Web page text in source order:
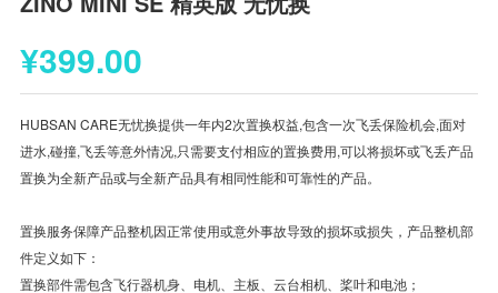
¥399.00
HUBSAN CARE无忧换提供一年内2次置换权益,包含一次飞丢保险机会,面对
进水,碰撞,飞丢等意外情况,只需要支付相应的置换费用,可以将损坏或飞丢产品
置换为全新产品或与全新产品具有相同性能和可靠性的产品。
置换服务保障产品整机因正常使用或意外事故导致的损坏或损失，产品整机部
件定义如下：
置换部件需包含飞行器机身、电机、主板、云台相机、桨叶和电池；